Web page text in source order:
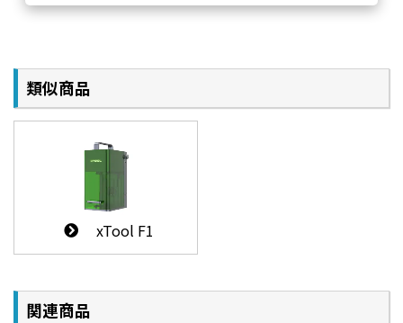
メール
〇
電話対
応
※1年間
3,300円
1回30分以内
13,200円（税込）
6,600円（税込）の追加
す。
類似商品
xTool F1
関連商品